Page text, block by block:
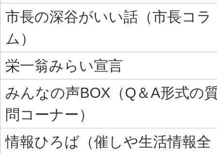
市長の深谷がいい話（市長コラ
ム）
栄一翁みらい宣言
みんなの声BOX（Q＆A形式の
問コーナー）
情報ひろば（催しや生活情報全